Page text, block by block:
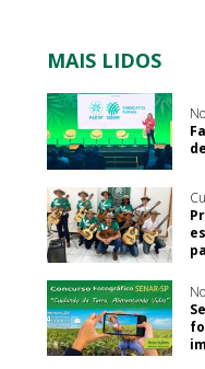
MAIS LIDOS